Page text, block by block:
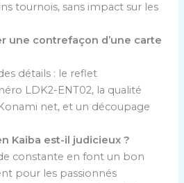
tournois, sans impact sur les
une contrefaçon d’une carte
détails : le reflet
LDK2-ENT02, la qualité
net, et un découpage
Kaiba est-il judicieux ?
constante en font un bon
pour les passionnés